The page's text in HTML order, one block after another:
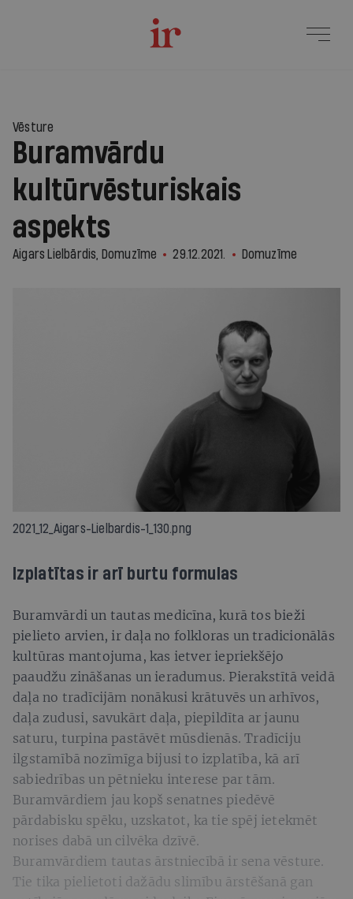
Vēsture
Buramvārdu
kultūrvēsturiskais
aspekts
Aigars Lielbārdis, Domuzīme 29.12.2021. Domuzīme
2021_12_Aigars-Lielbardis-1_130.png
Izplatītas ir arī burtu formulas
Buramvārdi un tautas medicīna, kurā tos bieži
pielieto arvien, ir daļa no folkloras un tradicionālās
kultūras mantojuma, kas ietver iepriekšējo
paaudžu zināšanas un ieradumus. Pierakstītā veidā
daļa no tradīcijām nonākusi krātuvēs un arhīvos,
daļa zudusi, savukārt daļa, piepildīta ar jaunu
saturu, turpina pastāvēt mūsdienās. Tradīciju
ilgstamībā nozīmīga bijusi to izplatība, kā arī
sabiedrības un pētnieku interese par tām.
Buramvārdiem jau kopš senatnes piedēvē
pārdabisku spēku, uzskatot, ka tie spēj ietekmēt
norises dabā un cilvēka dzīvē.
Buramvārdiem tautas ārstniecībā ir sena vēsture.
Tie tika pielietoti dažādu slimību ārstēšanā gan